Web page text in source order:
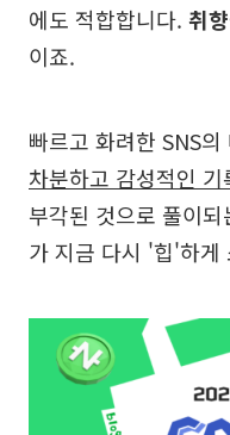
에도 적합합니다. 취
이죠.
빠르고 화려한 SNS
차분하고 감성적인 기
부각된 것으로 풀이
가 지금 다시 '힙'하게